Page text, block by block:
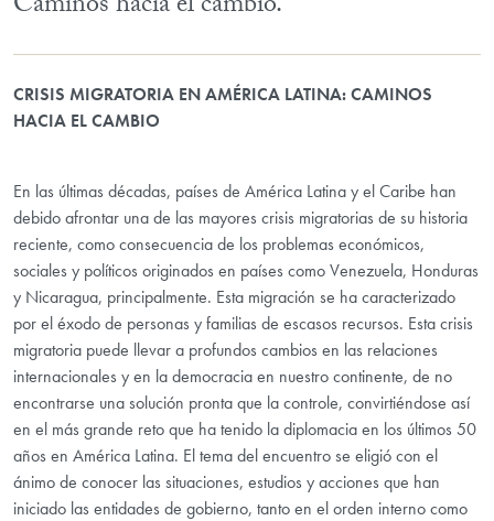
CRISIS MIGRATORIA EN AMÉRICA LATINA: CAMINOS
HACIA EL CAMBIO
En las últimas décadas, países de América Latina y el Caribe han
debido afrontar una de las mayores crisis migratorias de su historia
reciente, como consecuencia de los problemas económicos,
sociales y políticos originados en países como Venezuela, Honduras
y Nicaragua, principalmente. Esta migración se ha caracterizado
por el éxodo de personas y familias de escasos recursos. Esta crisis
migratoria puede llevar a profundos cambios en las relaciones
internacionales y en la democracia en nuestro continente, de no
encontrarse una solución pronta que la controle, convirtiéndose así
en el más grande reto que ha tenido la diplomacia en los últimos 50
años en América Latina. El tema del encuentro se eligió con el
ánimo de conocer las situaciones, estudios y acciones que han
iniciado las entidades de gobierno, tanto en el orden interno como